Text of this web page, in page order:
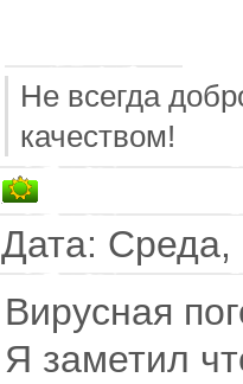
Не всегда
качеством!
Дата:
Вирусная
Я заметил